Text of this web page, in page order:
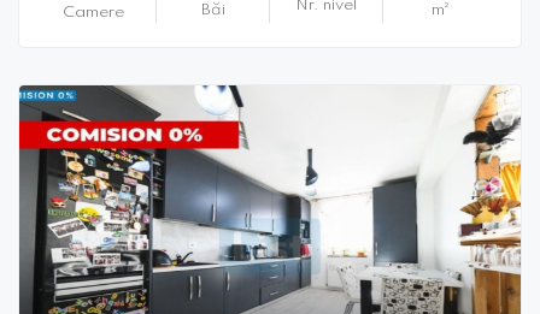
Camere Băi Nr. nivel m²